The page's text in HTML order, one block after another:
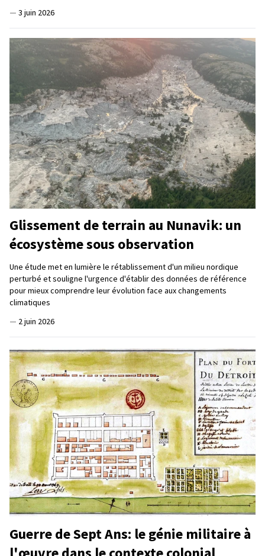
— 3 juin 2026
Glissement de terrain au Nunavik: un
écosystème sous observation
Une étude met en lumière le rétablissement d'un milieu nordique
perturbé et souligne l'urgence d'établir des données de référence
pour mieux comprendre leur évolution face aux changements
climatiques
— 2 juin 2026
Guerre de Sept Ans: le génie militaire à